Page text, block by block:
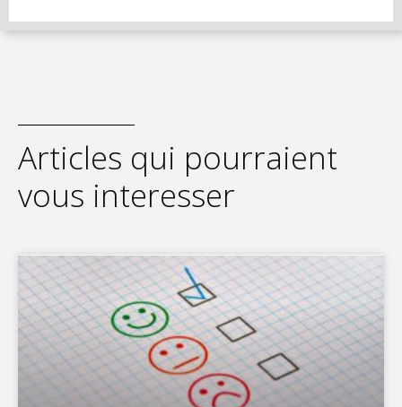
Articles qui pourraient
vous interesser